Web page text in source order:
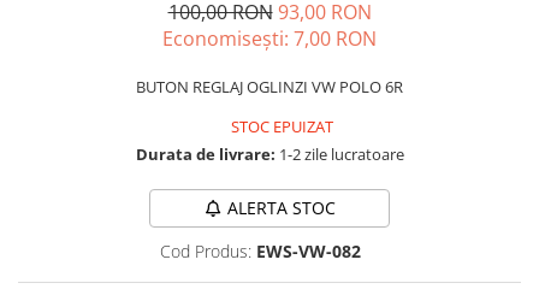
Accesorii Electronice Auto
Incarcatoare Auto
Husa Anvelope
100,00 RON 93,00 RON
Economisești: 7,00 RON
BUTON REGLAJ OGLINZI VW POLO 6R
STOC EPUIZAT
Durata de livrare: 1-2 zile lucratoare
ALERTA STOC
Cod Produs: EWS-VW-082